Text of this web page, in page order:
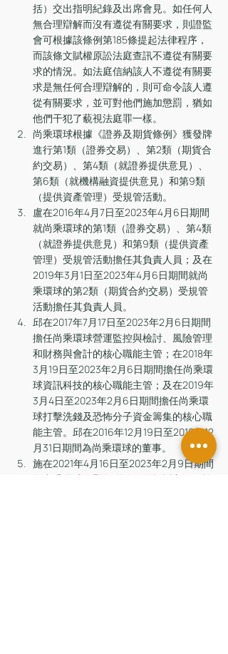
括）交出指明紀錄及出席會見。如任何人
無合理辯解而沒有遵從有關要求，則證監
會可根據該條例第185條提起法律程序，
而該條文賦權原訟法庭查訊不遵從有關要
求的情況。如法庭信納該人不遵從有關要
求是無任何合理辯解的，則可命令該人遵
從有關要求，並可對他們施加懲罰，猶如
他們干犯了藐視法庭罪一樣。
尚乘環球根據《證券及期貨條例》獲發牌
進行第1類（證券交易）、第2類（期貨合
約交易）、第4類（就證券提供意見）、
第6類（就機構融資提供意見）和第9類
（提供資產管理）受規管活動。
盧在2016年4月7日至2023年4月6日期間
就尚乘環球的第1類（證券交易）、第4類
（就證券提供意見）和第9類（提供資產
管理）受規管活動擔任其負責人員；及在
2019年3月1日至2023年4月6日期間就尚
乘環球的第2類（期貨合約交易）受規管
活動擔任其負責人員。
邱在2017年7月17日至2023年2月6日期間
擔任尚乘環球營運監控與檢討、風險管理
和財務與會計的核心職能主管；在2018年
3月19日至2023年2月6日期間擔任尚乘環
球資訊科技的核心職能主管；及在2019年
3月4日至2023年2月6日期間擔任尚乘環
球打擊洗錢及恐怖分子資金籌集的核心職
能主管。邱在2016年12月19日至2019年12
月31日期間為尚乘環球的董事。
施在2021年4月16日至2023年2月9日期間
為尚乘環球的緊急聯絡人兼投訴主任。施